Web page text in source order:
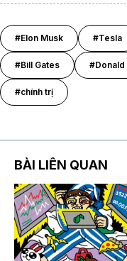
#Elon Musk #Tesla
#Bill Gates #Donald
#chính trị
BÀI LIÊN QUAN